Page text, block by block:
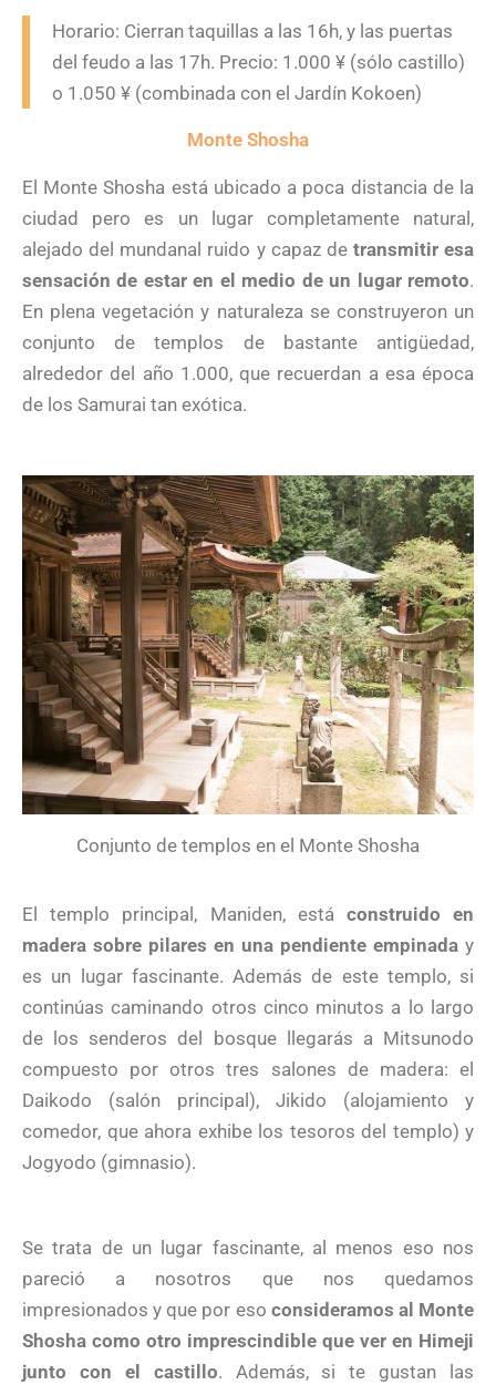
Horario: Cierran taquillas a las 16h, y las puertas
del feudo a las 17h. Precio: 1.000 ¥ (sólo castillo)
o 1.050 ¥ (combinada con el Jardín Kokoen)
Monte Shosha
El Monte Shosha está ubicado a poca distancia de la
ciudad pero es un lugar completamente natural,
alejado del mundanal ruido y capaz de transmitir esa
sensación de estar en el medio de un lugar remoto.
En plena vegetación y naturaleza se construyeron un
conjunto de templos de bastante antigüedad,
alrededor del año 1.000, que recuerdan a esa época
de los Samurai tan exótica.
Conjunto de templos en el Monte Shosha
El templo principal, Maniden, está construido en
madera sobre pilares en una pendiente empinada y
es un lugar fascinante. Además de este templo, si
continúas caminando otros cinco minutos a lo largo
de los senderos del bosque llegarás a Mitsunodo
compuesto por otros tres salones de madera: el
Daikodo (salón principal), Jikido (alojamiento y
comedor, que ahora exhibe los tesoros del templo) y
Jogyodo (gimnasio).
Se trata de un lugar fascinante, al menos eso nos
pareció a nosotros que nos quedamos
impresionados y que por eso consideramos al Monte
Shosha como otro imprescindible que ver en Himeji
junto con el castillo. Además, si te gustan las